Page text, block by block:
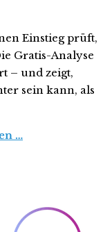
Einstieg prüft,
Gratis-Analyse
– und zeigt,
sein kann, als
…